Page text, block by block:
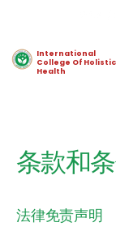
International
College Of Holistic
Health
条款和
法律免责声明